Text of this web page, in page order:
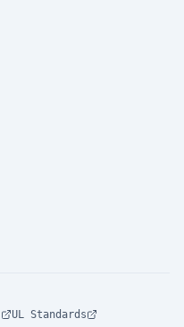
UL Standards